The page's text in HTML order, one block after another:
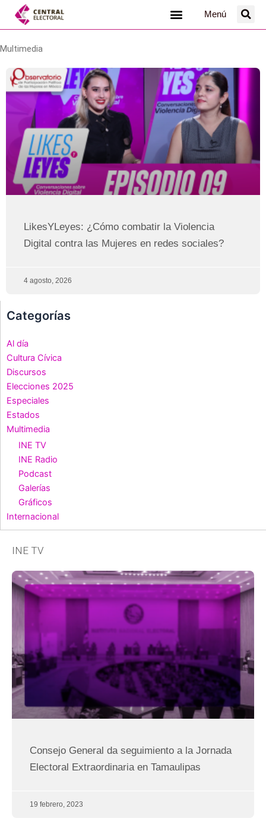
Menú
Multimedia
LikesYLeyes: ¿Cómo combatir la Violencia
Digital contra las Mujeres en redes sociales?
4 agosto, 2026
Categorías
Al día
Cultura Cívica
Discursos
Elecciones 2025
Especiales
Estados
Multimedia
INE TV
INE Radio
Podcast
Galerías
Gráficos
Internacional
INE TV
Consejo General da seguimiento a la Jornada
Electoral Extraordinaria en Tamaulipas
19 febrero, 2023
Página PáginaPáginaPáginaPáginaPágina Página